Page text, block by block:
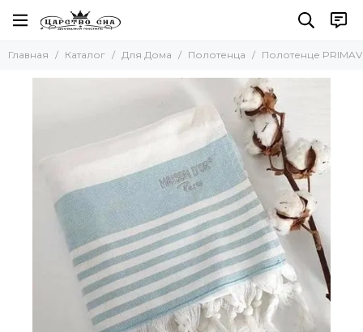
Для Дома
Пляжные полотенца
Новогодние полотенца
Коврики
Одеяла и Подушки
Акссесуары
Главная Каталог Для Дома Полотенца Полотенце